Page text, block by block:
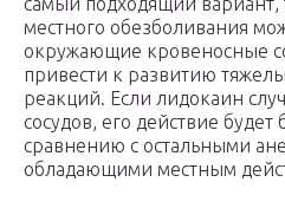
местного обезболивания
окружающие кровеносные
привести к развитию
реакций. Если лидокаин
сосудов, его действие
сравнению с остальными
обладающими местным